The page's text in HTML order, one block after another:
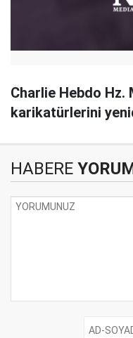
Charlie Hebdo Hz.
karikatürlerini
HABERE